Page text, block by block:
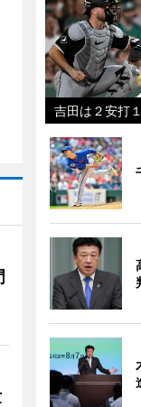
吉田は２安打